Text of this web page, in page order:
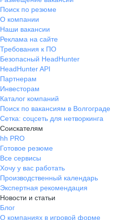
Поиск по резюме
О компании
Наши вакансии
Реклама на сайте
Требования к ПО
Безопасный HeadHunter
HeadHunter API
Партнерам
Инвесторам
Каталог компаний
Поиск по вакансиям в Волгограде
Сетка: соцсеть для нетворкинга
Соискателям
hh PRO
Готовое резюме
Все сервисы
Хочу у вас работать
Производственный календарь
Экспертная рекомендация
Новости и статьи
Блог
О компаниях в игровой форме